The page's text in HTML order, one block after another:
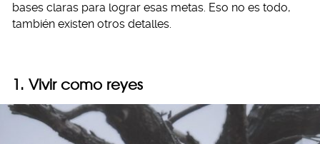
bases claras para lograr esas metas. Eso no es todo,
también existen otros detalles.
1. Vivir como reyes